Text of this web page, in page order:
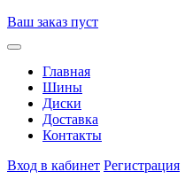
Ваш заказ пуст
Главная
Шины
Диски
Доставка
Контакты
Вход в кабинет Регистрация